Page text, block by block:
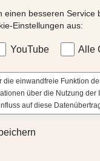
− 15:30 Uhr
besseren Service
Einstellungen aus:
YouTube Alle
einwandfreie Funktion
über die Nutzung
auf diese